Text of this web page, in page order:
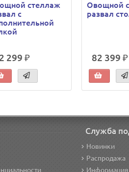
стеллаж
с
299 ₽
Овощной
развал
82 399 ₽
Служба
Новинки
Распродажа
Информация